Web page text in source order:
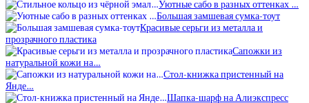
Уютные сабо в разных оттенках …
Большая замшевая сумка-тоут
Красивые серьги из металла и
прозрачного пластика
Сапожки из
натуральной кожи на…
Стол-книжка пристенный на
Янде…
Шапка-шарф на Алиэкспресс